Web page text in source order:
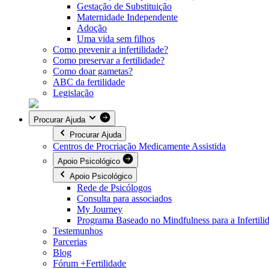
Gestação de Substituição
Maternidade Independente
Adoção
Uma vida sem filhos
Como prevenir a infertilidade?
Como preservar a fertilidade?
Como doar gametas?
ABC da fertilidade
Legislação
Procurar Ajuda
Procurar Ajuda
Centros de Procriação Medicamente Assistida
Apoio Psicológico
Apoio Psicológico
Rede de Psicólogos
Consulta para associados
My Journey
Programa Baseado no Mindfulness para a
Testemunhos
Parcerias
Blog
Fórum +Fertilidade